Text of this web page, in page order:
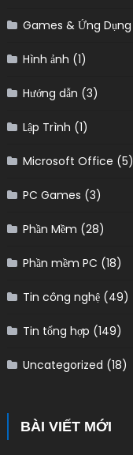
Games & Ứng Dụng
Hình ảnh (1)
Hướng dẫn (3)
Lập Trình (1)
Microsoft Office (5)
PC Games (3)
Phần Mềm (28)
Phần mềm PC (18)
Tin công nghệ(49)
Tin tổng hợp (149)
Uncategorized (18)
BÀI VIẾT MỚI